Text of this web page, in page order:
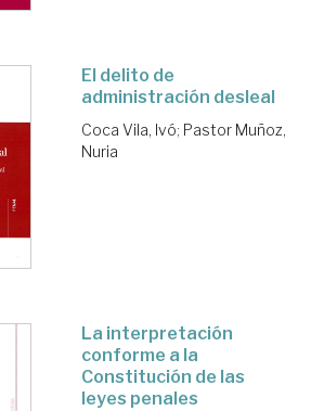
El delito de
administración desleal
Coca Vila, Ivó; Pastor Muñoz,
Nuria
La interpretación
conforme a la
Constitución de las
leyes penales